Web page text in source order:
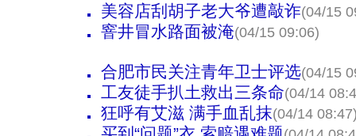
美容店刮胡子老大爷遭敲诈(04/15
窨井冒水路面被淹(04/15 09:06)
合肥市民关注青年卫士评选(04/15
工友徒手扒土救出三条命(04/14
狂呼有艾滋 满手血乱抹(04/14